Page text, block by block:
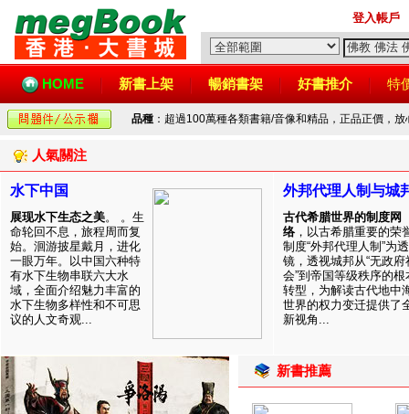
登入帳戶
HOME 新書上架 暢銷書架 好書推介 特
品種 ：超過100萬種各類書籍/音像和精品，正品正價，
人氣關注
水下中国
展现水下生态之美。 。生
命轮回不息，旅程周而复
始。洄游披星戴月，进化
一眼万年。以中国六种特
有水下生物串联六大水
域，全面介绍魅力丰富的
水下生物多样性和不可思
议的人文奇观...
外邦代理人制与城
古代希腊世界的制度网
络 ，以古希腊重要的荣
制度“外邦代理人制”为透
镜，透视城邦从“无政府
会”到帝国等级秩序的根
转型，为解读古代地中
世界的权力变迁提供了
新视角...
新書推薦